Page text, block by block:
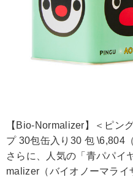
【Bio-Normalizer】＜ピン
プ 30包缶入り30 包 \6,804
さらに、人気の「青パパイ
malizer（バイオノーマラ